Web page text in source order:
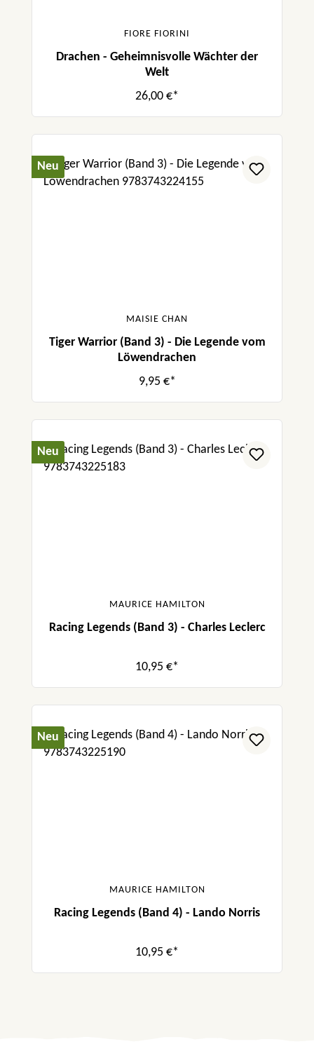
FIORE FIORINI
Drachen - Geheimnisvolle Wächter der
Welt
26,00 €*
Neu
MAISIE CHAN
Tiger Warrior (Band 3) - Die Legende vom
Löwendrachen
9,95 €*
Neu
MAURICE HAMILTON
Racing Legends (Band 3) - Charles Leclerc
10,95 €*
Neu
MAURICE HAMILTON
Racing Legends (Band 4) - Lando Norris
10,95 €*